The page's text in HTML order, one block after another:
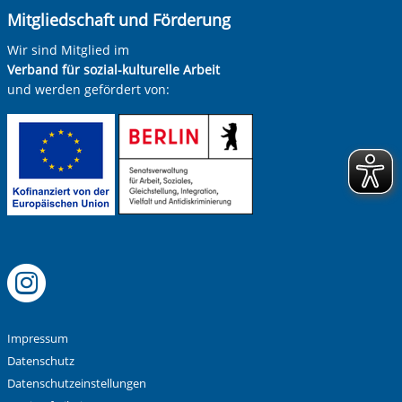
Mitgliedschaft und Förderung
Wir sind Mitglied im
Verband für sozial-kulturelle Arbeit
und werden gefördert von:
Impressum
Datenschutz
Datenschutzeinstellungen